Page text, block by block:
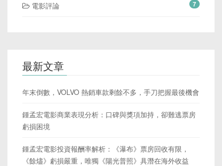
電影評論 7
最新文章
年末倒數，VOLVO 熱銷車款剩餘不多，手刀把握最後機會
鍾孟宏電影商業表現分析：口碑與獎項加持，卻難逃票房
虧損困境
鍾孟宏電影投資報酬率解析：《瀑布》票房回收有限，
《餘燼》虧損嚴重，唯獨《陽光普照》具潛在海外收益